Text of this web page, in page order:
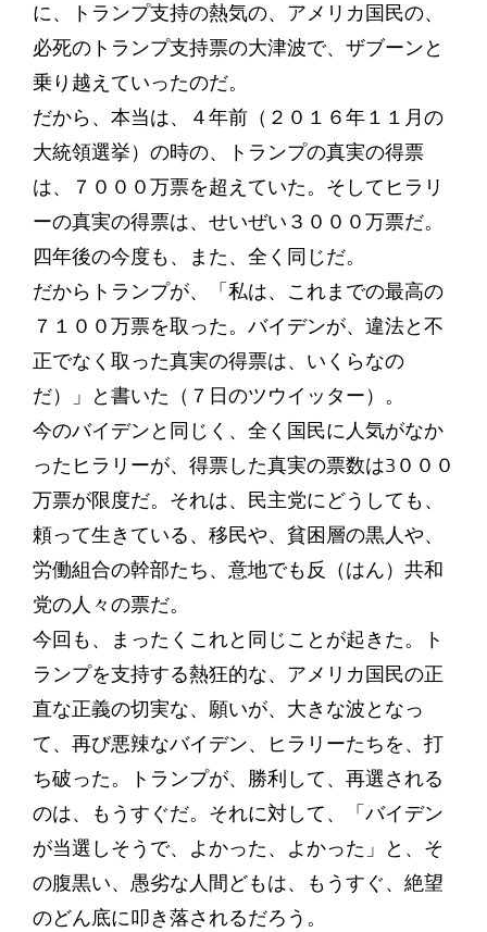
に、トランプ支持の熱気の、アメリカ国民の、
必死のトランプ支持票の大津波で、ザブーンと
乗り越えていったのだ。
だから、本当は、４年前（２０１６年１１月の
大統領選挙）の時の、トランプの真実の得票
は、７０００万票を超えていた。そしてヒラリ
ーの真実の得票は、せいぜい３０００万票だ。
四年後の今度も、また、全く同じだ。
だからトランプが、「私は、これまでの最高の
７１００万票を取った。バイデンが、違法と不
正でなく取った真実の得票は、いくらなの
だ）」と書いた（７日のツウイッター）。
今のバイデンと同じく、全く国民に人気がなか
ったヒラリーが、得票した真実の票数は3０００
万票が限度だ。それは、民主党にどうしても、
頼って生きている、移民や、貧困層の黒人や、
労働組合の幹部たち、意地でも反（はん）共和
党の人々の票だ。
今回も、まったくこれと同じことが起きた。ト
ランプを支持する熱狂的な、アメリカ国民の正
直な正義の切実な、願いが、大きな波となっ
て、再び悪辣なバイデン、ヒラリーたちを、打
ち破った。トランプが、勝利して、再選される
のは、もうすぐだ。それに対して、「バイデン
が当選しそうで、よかった、よかった」と、そ
の腹黒い、愚劣な人間どもは、もうすぐ、絶望
のどん底に叩き落されるだろう。